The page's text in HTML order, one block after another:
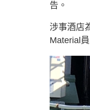
告。
涉事酒店
Material